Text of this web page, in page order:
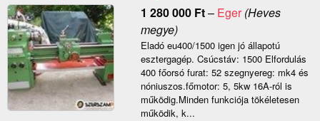
1 280 000 Ft– Eger(Heves
megye)
Eladó eu400/1500 igen jó állapotú
esztergagép. Csúcstáv: 1500 Elfordulás
400 főorsó furat: 52 szegnyereg: mk4 és
nóniuszos.főmotor: 5, 5kw 16A-ról is
működig.Minden funkciója tökéletesen
működik, k...